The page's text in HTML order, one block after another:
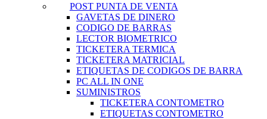
POST PUNTA DE VENTA
GAVETAS DE DINERO
CODIGO DE BARRAS
LECTOR BIOMETRICO
TICKETERA TERMICA
TICKETERA MATRICIAL
ETIQUETAS DE CODIGOS DE BARRA
PC ALL IN ONE
SUMINISTROS
TICKETERA CONTOMETRO
ETIQUETAS CONTOMETRO